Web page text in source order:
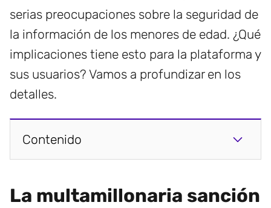
serias preocupaciones sobre la seguridad de
la información de los menores de edad. ¿Qué
implicaciones tiene esto para la plataforma y
sus usuarios? Vamos a profundizar en los
detalles.
Contenido
La multamillonaria sanción